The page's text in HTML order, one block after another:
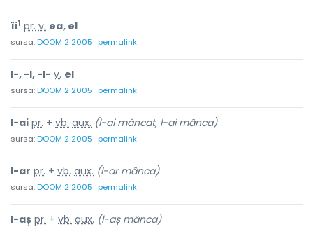
îi1 pr. v. ea, el
sursa:DOOM 2 2005 permalink
l-, -l, -l- v. el
sursa:DOOM 2 2005 permalink
l-ai pr. + vb. aux. (l-ai mâncat, l-ai mânca)
sursa:DOOM 2 2005 permalink
l-ar pr. + vb. aux. (l-ar mânca)
sursa:DOOM 2 2005 permalink
l-aș pr. + vb. aux. (l-aș mânca)